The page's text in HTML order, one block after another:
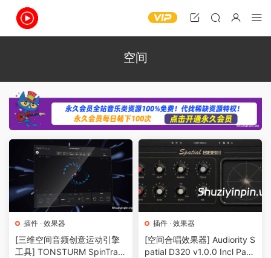
空间
插件 · 效果器
[三维空间音频创意运动引擎
工具] TONSTURM SpinTrac
插件 · 效果器
[空间合唱效果器] Audiority S
patial D320 v1.0.0 Incl Patc